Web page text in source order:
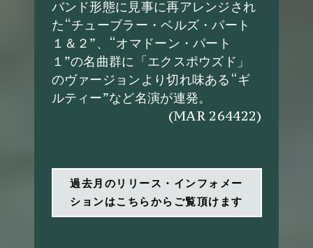
バンド形態に見事に再アレンジされ
た“チューブラー・ベルズ・パート
１＆２”、“オマドーン・パート
１”の名曲群に「エクスポウズド」
のヴァージョンより切れ味ある“ギ
ルティー”など名演が連発。
(MAR 264422)
過去月のリリース・インフォメー
ションはこちらからご覧頂けます